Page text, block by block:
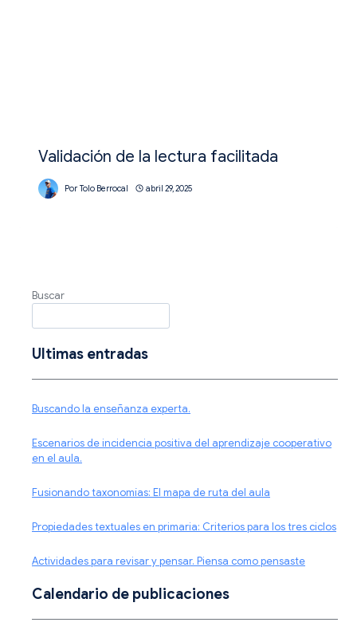
Validación de la lectura facilitada
Por Tolo Berrocal abril 29, 2025
Buscar
Ultimas entradas
Buscando la enseñanza experta.
Escenarios de incidencia positiva del aprendizaje cooperativo
en el aula.
Fusionando taxonomías: El mapa de ruta del aula
Propiedades textuales en primaria: Criterios para los tres ciclos
Actividades para revisar y pensar. Piensa como pensaste
Calendario de publicaciones